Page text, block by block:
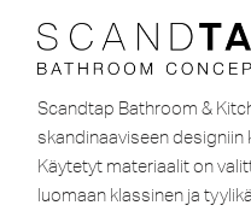
Scandtap Bathroom &
skandinaaviseen designiin
Käytetyt materiaalit on
luomaan klassinen ja